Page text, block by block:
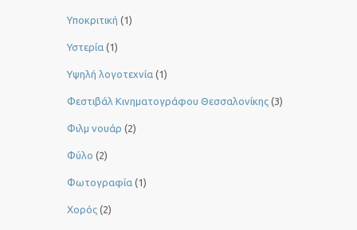
Υποκριτική (1)
Υστερία (1)
Yψηλή λογοτεχνία (1)
Φεστιβάλ Κινηματογράφου Θεσσαλονίκης (3)
Φιλμ νουάρ (2)
Φύλο (2)
Φωτογραφία (1)
Χορός (2)